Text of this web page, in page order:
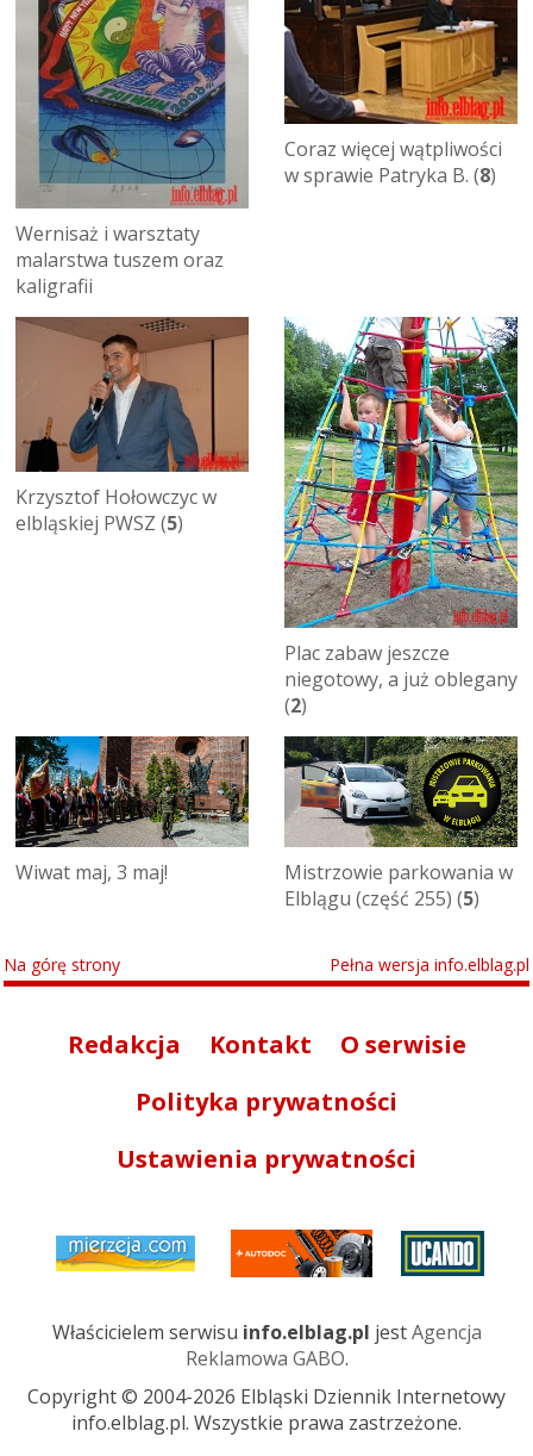
Wernisaż i warsztaty
malarstwa tuszem oraz
kaligrafii
Coraz więcej wątpliwości
w sprawie Patryka B. (8)
Krzysztof Hołowczyc w
elbląskiej PWSZ (5)
Plac zabaw jeszcze
niegotowy, a już oblegany
(2)
Wiwat maj, 3 maj!
Mistrzowie parkowania w
Elblągu (część 255) (5)
Na górę strony Pełna wersja info.elblag.pl
Redakcja Kontakt
O serwisie
Polityka prywatności
Ustawienia prywatności
Właścicielem serwisu info.elblag.pl jestAgencja
Reklamowa GABO.
Copyright © 2004-2026 Elbląski Dziennik Internetowy
info.elblag.pl. Wszystkie prawa zastrzeżone.